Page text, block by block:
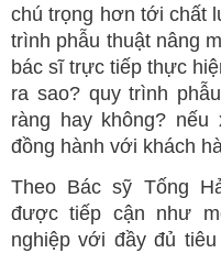
chú trọng hơn tới chất
trình phẫu thuật nâng
bác sĩ trực tiếp thực
ra sao? quy trình
ràng hay không?
đồng hành với khách
Theo Bác sỹ Tống
được tiếp cận như
nghiệp với đầy đủ